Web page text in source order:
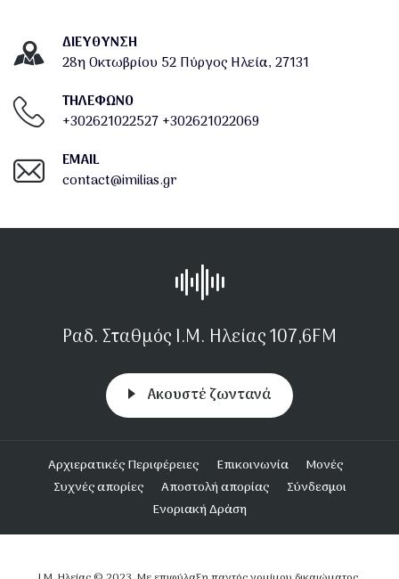
ΔΙΕΎΘΥΝΣΗ
28η Οκτωβρίου 52 Πύργος Ηλεία, 27131
ΤΗΛΕΦΩΝΟ
+302621022527 +302621022069
EMAIL
contact@imilias.gr
Ραδ. Σταθμός Ι.Μ. Ηλείας 107,6FM
Aκουστέ ζωντανά
Υποσέλιδο
Αρχιερατικές Περιφέρειες Επικοινωνία
Μονές
Συχνές απορίες
Αποστολή απορίας
Σύνδεσμοι
Ενοριακή Δράση